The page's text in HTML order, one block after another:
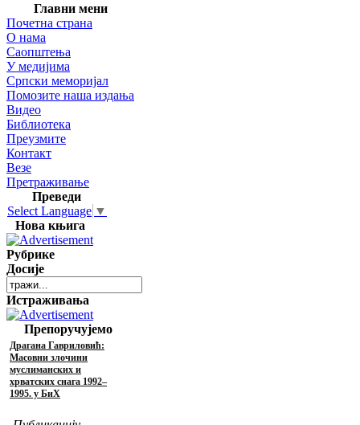
Главни мени
Почетна страна
О нама
Саопштења
У медијима
Српски меморијал
Помозите наша издања
Видео
Библиотека
Преузмите
Контакт
Везе
Претраживање
Преведи
Select Language ▼
Нова књига
Рубрике
Досије
Истраживања
Препоручујемо
Драгана Гавриловић:
Масовни злочини
муслиманских и
хрватских снага 1992–
1995. у БиХ